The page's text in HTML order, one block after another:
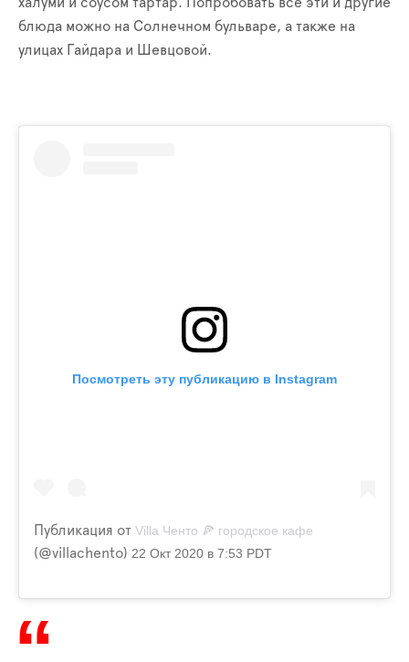
блюда можно на Солнечном бульваре, а также на
улицах Гайдара и Шевцовой.
Посмотреть эту публикацию в Instagram
Публикация от Villa Ченто 🍕 городское кафе
(@villachento) 22 Окт 2020 в 7:53 PDT